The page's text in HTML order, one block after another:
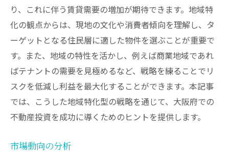
り、これに伴う賃貸需要の増加が期待できます。地域特
化の観点からは、現地の文化や消費者傾向を理解し、タ
ーゲットとなる住民層に適した物件を選ぶことが重要で
す。また、地域の特性を活かし、例えば商業地域であれ
ばテナントの需要を見極めるなど、戦略を練ることでリ
スクを低減し利益を最大化することができます。本記事
では、こうした地域特化型の戦略を通じて、大阪府での
不動産投資を成功に導くためのヒントを提供します。
市場動向の分析